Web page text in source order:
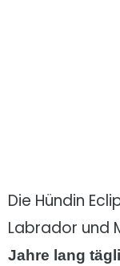
Die Hündin
Labrador und
Jahre lang